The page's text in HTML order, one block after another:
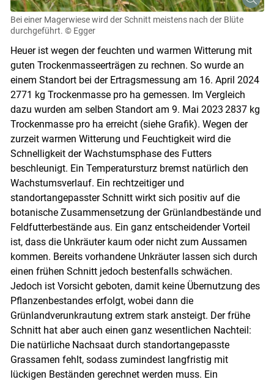
Skip to main content
Bei einer Magerwiese wird der Schnitt meistens nach der Blüte
durchgeführt. © Egger
Heuer ist wegen der feuchten und warmen Witterung mit
guten Trockenmasseerträgen zu rechnen. So wurde an
einem Standort bei der Ertragsmessung am 16. April 2024
2771 kg Trockenmasse pro ha gemessen. Im Vergleich
dazu wurden am selben Standort am 9. Mai 2023 2837 kg
Trockenmasse pro ha erreicht (siehe Grafik). Wegen der
zurzeit warmen Witterung und Feuchtigkeit wird die
Schnelligkeit der Wachstumsphase des Futters
beschleunigt. Ein Temperatursturz bremst natürlich den
Wachstumsverlauf. Ein rechtzeitiger und
standortangepasster Schnitt wirkt sich positiv auf die
botanische Zusammensetzung der Grünlandbestände und
Feldfutterbestände aus. Ein ganz entscheidender Vorteil
ist, dass die Unkräuter kaum oder nicht zum Aussamen
kommen. Bereits vorhandene Unkräuter lassen sich durch
einen frühen Schnitt jedoch bestenfalls schwächen.
Jedoch ist Vorsicht geboten, damit keine Übernutzung des
Pflanzenbestandes erfolgt, wobei dann die
Grünlandverunkrautung extrem stark ansteigt. Der frühe
Schnitt hat aber auch einen ganz wesentlichen Nachteil:
Die natürliche Nachsaat durch standortangepasste
Grassamen fehlt, sodass zumindest langfristig mit
lückigen Beständen gerechnet werden muss. Ein